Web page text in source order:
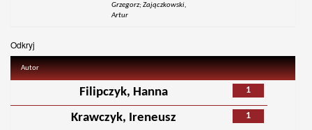
Grzegorz; Zajączkowski,
Artur
Odkryj
Autor
1
Filipczyk, Hanna
1
Krawczyk, Ireneusz